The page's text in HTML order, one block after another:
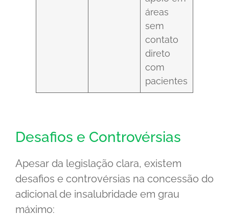
áreas
sem
contato
direto
com
pacientes
Desafios e Controvérsias
Apesar da legislação clara, existem
desafios e controvérsias na concessão do
adicional de insalubridade em grau
máximo: